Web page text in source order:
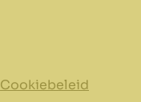
Cookiebeleid